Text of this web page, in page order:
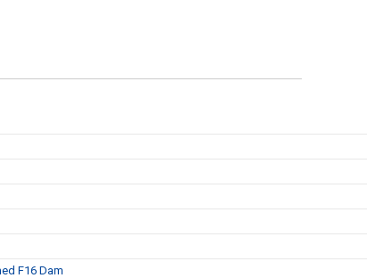
F16 Dam